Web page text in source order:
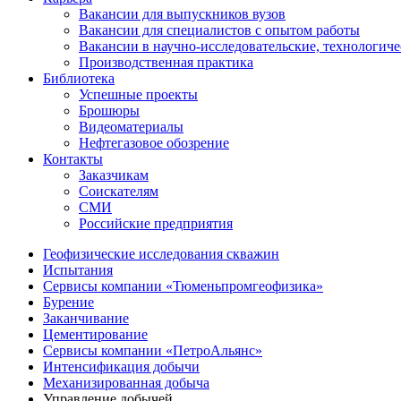
Вакансии для выпускников вузов
Вакансии для специалистов с опытом работы
Вакансии в научно-исследовательские,
Производственная практика
Библиотека
Успешные проекты
Брошюры
Видеоматериалы
Нефтегазовое обозрение
Контакты
Заказчикам
Соискателям
СМИ
Российские предприятия
Геофизические исследования скважин
Испытания
Сервисы компании «Тюменьпромгеофизика»
Бурение
Заканчивание
Цементирование
Сервисы компании «ПетроАльянс»
Интенсификация добычи
Механизированная добыча